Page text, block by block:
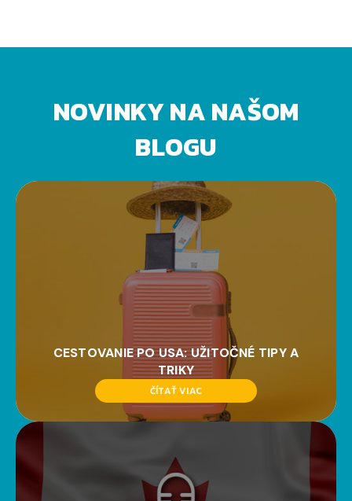
NOVINKY NA NAŠOM
BLOGU
CESTOVANIE PO USA: UŽITOČNÉ TIPY A
TRIKY
ČÍTAŤ VIAC